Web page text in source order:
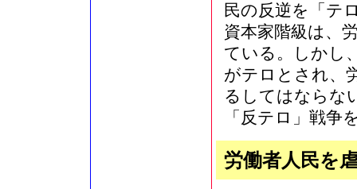
民の反逆を「テ
資本家階級は、
ている。しかし
がテロとされ、
るしてはならな
「反テロ」戦争
労働者人民を